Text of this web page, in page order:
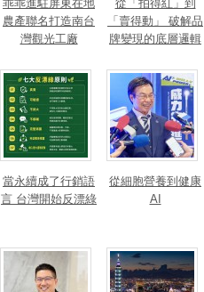
乖乖進駐屏東在地
農產聯名打造南台
灣觀光工廠
從「拍得紅」到
「賣得動」 破解品
牌變現的底層邏輯
當永續成了行銷語
言 台灣開始反漂綠
從細胞營養到健康
AI